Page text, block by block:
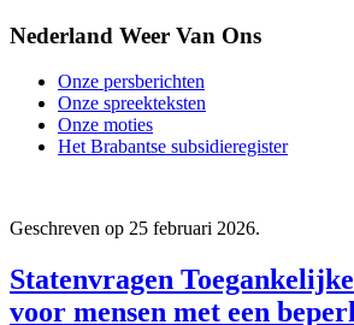
Nederland Weer Van Ons
Onze persberichten
Onze spreekteksten
Onze moties
Het Brabantse subsidieregister
Geschreven op 25 februari 2026.
Statenvragen
voor mensen met een